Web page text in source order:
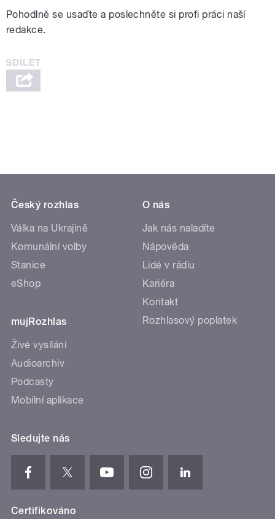
Pohodlně se usaďte a poslechněte si profi práci naší
redakce.
Český rozhlas
Válka na Ukrajině
Komunální volby
Stanice
eShop
mujRozhlas
Živé vysílání
Audioarchiv
Podcasty
Mobilní aplikace
O nás
Jak nás naladíte
Nápověda
Lidé v rádiu
Kariéra
Kontakt
Rozhlasový poplatek
Sledujte nás
Certifikováno